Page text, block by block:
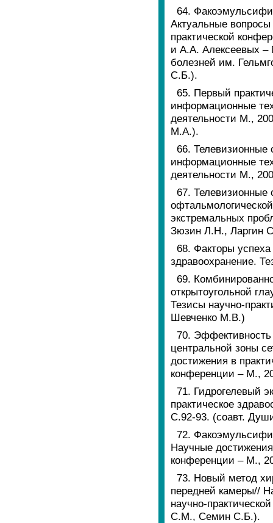
64.
Актуальные
практической
и А.А. Алексеевых –
болезней им.
С.Б.).
65. Первый
информационные
деятельности М.,
М.А.).
66.
информационные
деятельности М.,
67. Телевизионные
экстремальных
Зюзин Л.Н., Ларгин
68. Факторы
здравоохранение.
69.
открытоугольной
Тезисы научно-
Шевченко М.В.)
70. Эффективность
центральной зоны
достижения в
конференции – М.,
71. Гидрогелевый
практическое
С.92-93. (соавт.
72.
Научные достижения
конференции – М.,
73. Новый метод
передней камеры//
научно-
С.М., Семин С.Б.).